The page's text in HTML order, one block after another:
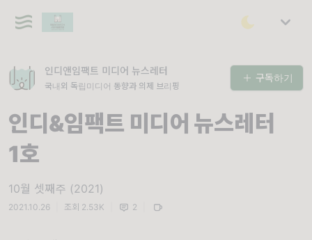
인디앤임팩트 미디어 뉴스레터
국내외 독립미디어 동향과 의제 브리핑
구독하기
인디&임팩트 미디어 뉴스레터
1호
10월 셋째주 (2021)
2021.10.26 조회 2.53K 2